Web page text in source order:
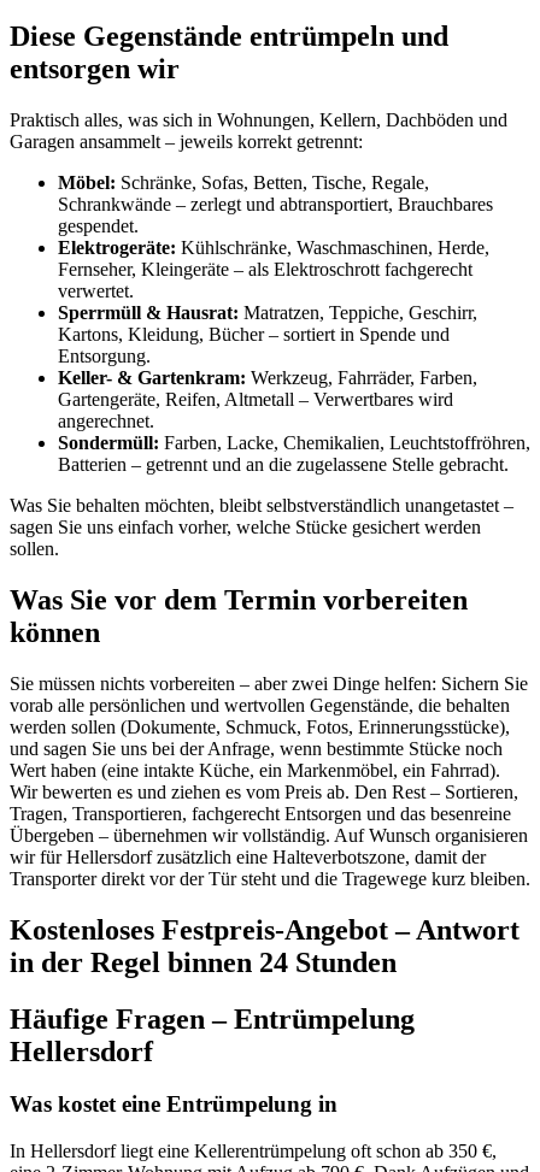
Diese Gegenstände entrümpeln und
entsorgen wir
Praktisch alles, was sich in Wohnungen, Kellern, Dachböden und
Garagen ansammelt – jeweils korrekt getrennt:
Möbel: Schränke, Sofas, Betten, Tische, Regale,
Schrankwände – zerlegt und abtransportiert, Brauchbares
gespendet.
Elektrogeräte: Kühlschränke, Waschmaschinen, Herde,
Fernseher, Kleingeräte – als Elektroschrott fachgerecht
verwertet.
Sperrmüll & Hausrat: Matratzen, Teppiche, Geschirr,
Kartons, Kleidung, Bücher – sortiert in Spende und
Entsorgung.
Keller- & Gartenkram: Werkzeug, Fahrräder, Farben,
Gartengeräte, Reifen, Altmetall – Verwertbares wird
angerechnet.
Sondermüll: Farben, Lacke, Chemikalien, Leuchtstoffröhren,
Batterien – getrennt und an die zugelassene Stelle gebracht.
Was Sie behalten möchten, bleibt selbstverständlich unangetastet –
sagen Sie uns einfach vorher, welche Stücke gesichert werden
sollen.
Was Sie vor dem Termin vorbereiten
können
Sie müssen nichts vorbereiten – aber zwei Dinge helfen: Sichern Sie
vorab alle persönlichen und wertvollen Gegenstände, die behalten
werden sollen (Dokumente, Schmuck, Fotos, Erinnerungsstücke),
und sagen Sie uns bei der Anfrage, wenn bestimmte Stücke noch
Wert haben (eine intakte Küche, ein Markenmöbel, ein Fahrrad).
Wir bewerten es und ziehen es vom Preis ab. Den Rest – Sortieren,
Tragen, Transportieren, fachgerecht Entsorgen und das besenreine
Übergeben – übernehmen wir vollständig. Auf Wunsch organisieren
wir für Hellersdorf zusätzlich eine Halteverbotszone, damit der
Transporter direkt vor der Tür steht und die Tragewege kurz bleiben.
Kostenloses Festpreis-Angebot – Antwort
in der Regel binnen 24 Stunden
Häufige Fragen – Entrümpelung
Hellersdorf
Was kostet eine Entrümpelung in
In Hellersdorf liegt eine Kellerentrümpelung oft schon ab 350 €,